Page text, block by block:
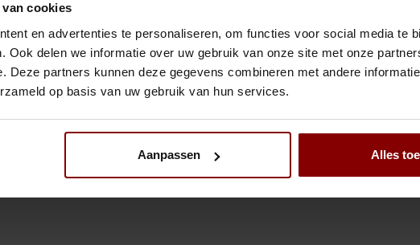
cookies
en advertenties te personaliseren, om functies voor social media te
Ook delen we informatie over uw gebruik van onze site met onze
Deze partners kunnen deze gegevens combineren met andere
op basis van uw gebruik van hun services.
Aanpassen Alles
1N